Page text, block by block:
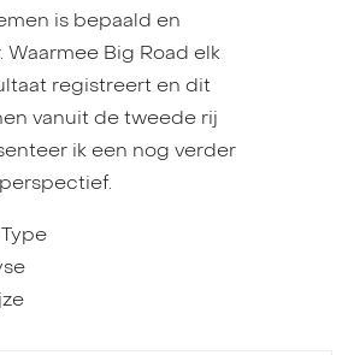
is bepaald en
Big Road elk
registreert en dit
vanuit de tweede rij
ik een nog verder